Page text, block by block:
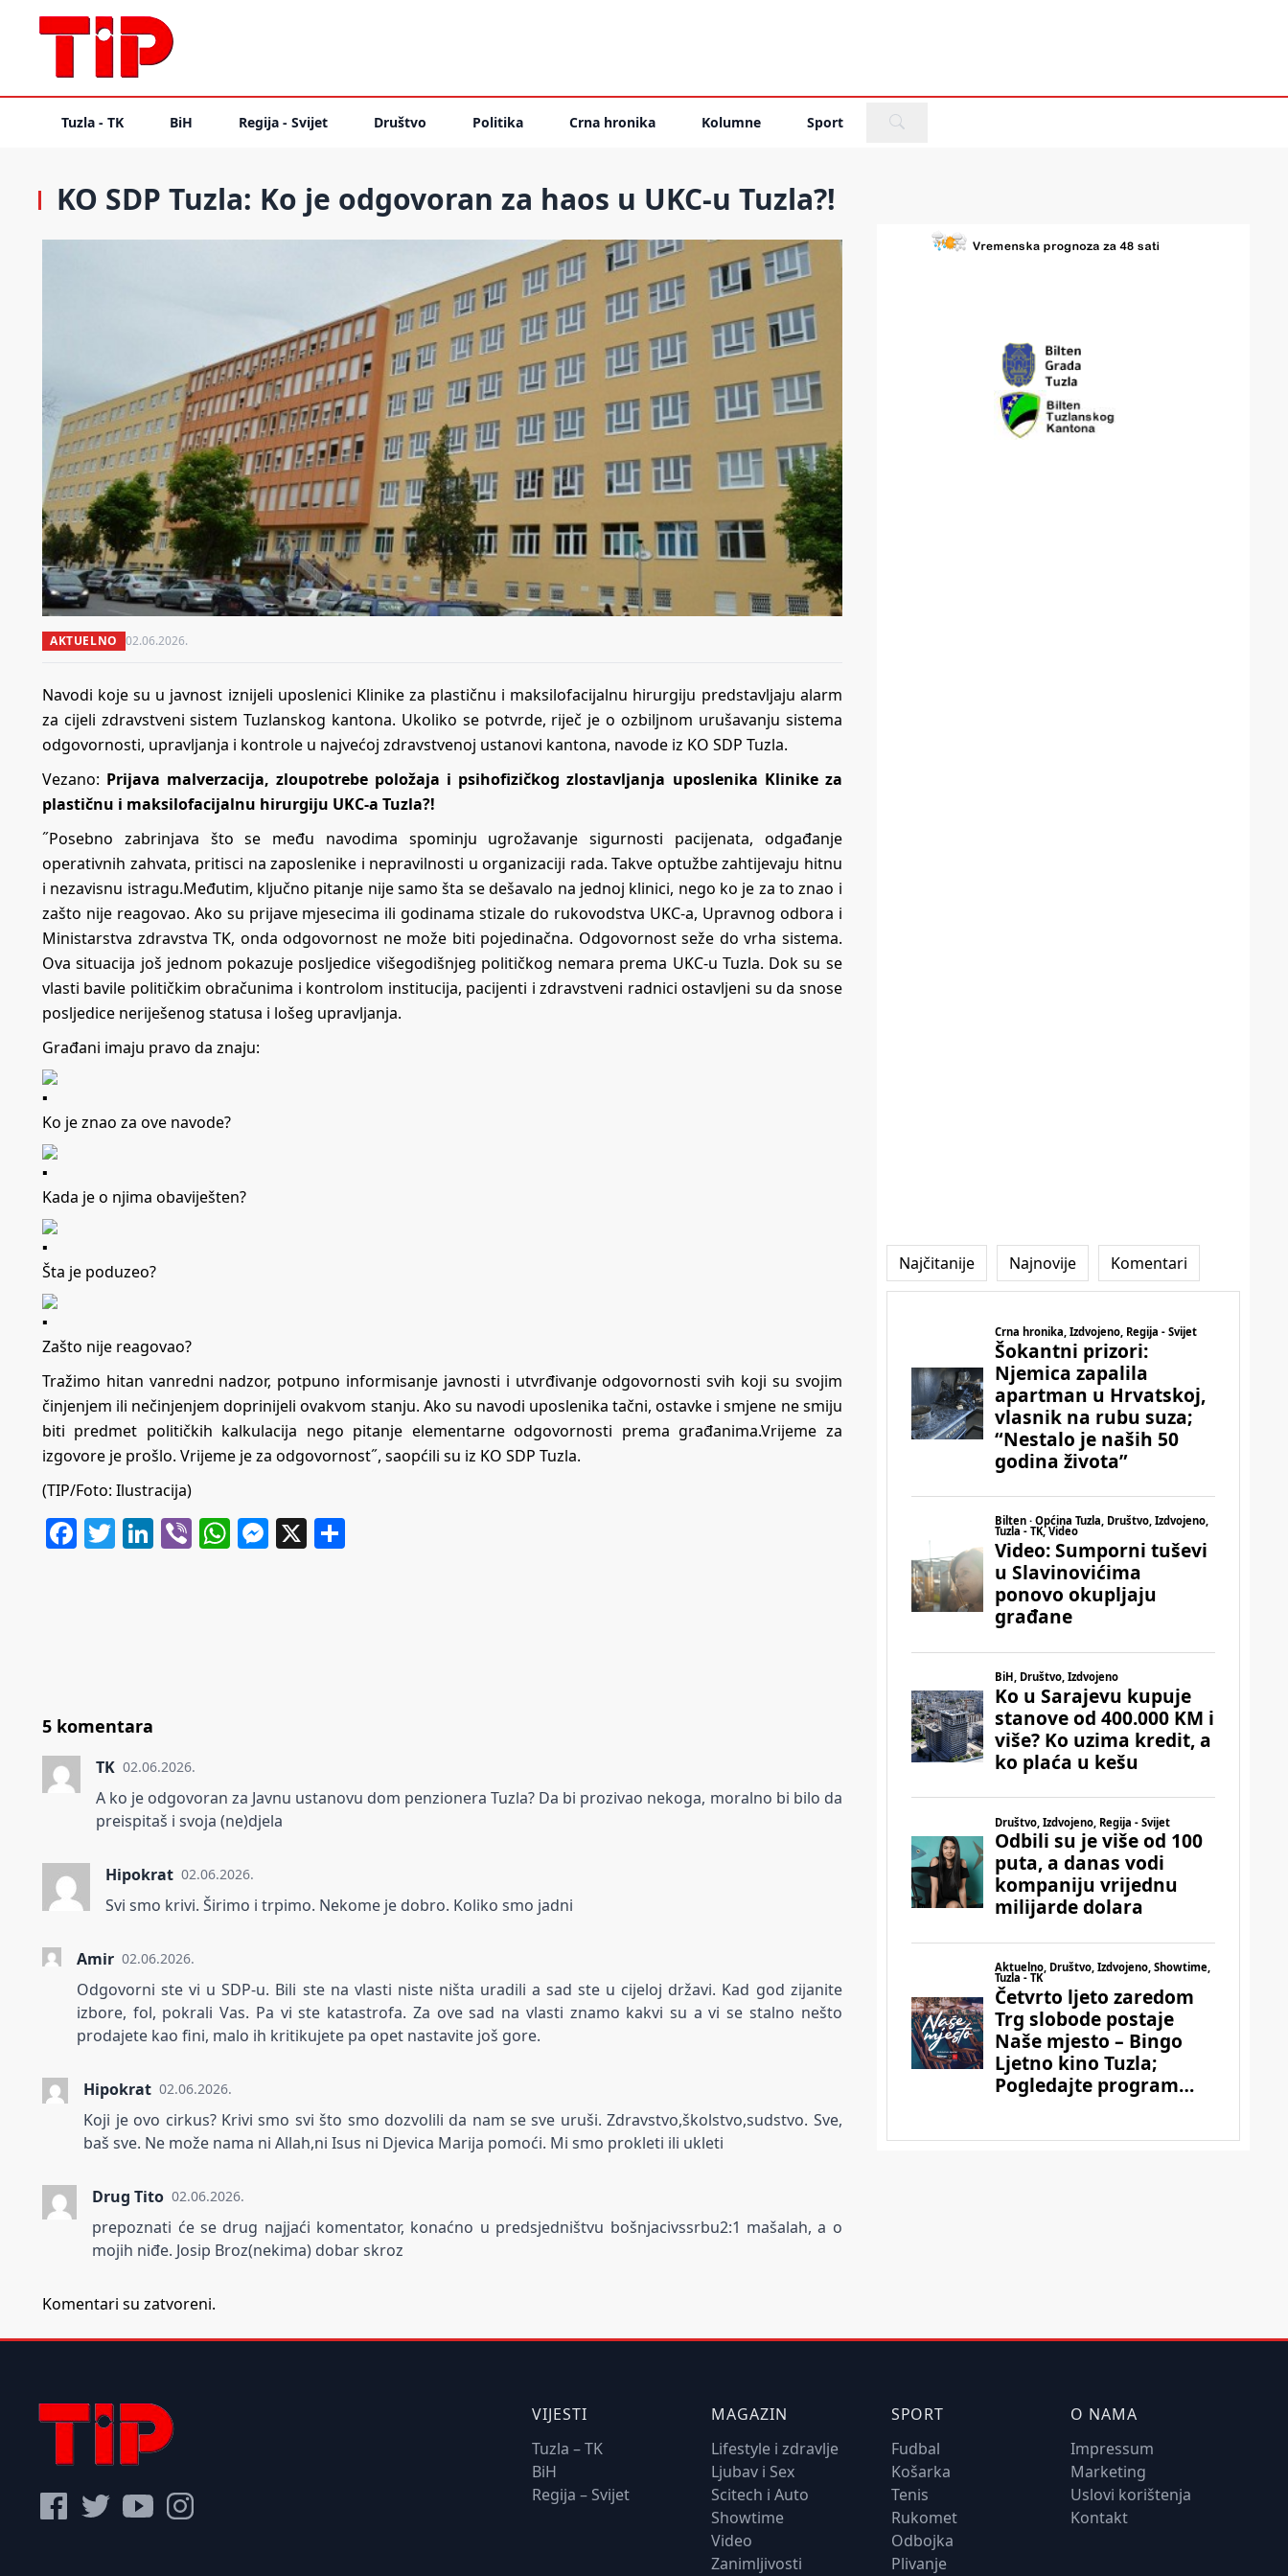
Tuzla - TK BiH Regija - Svijet Društvo Politika Crna hronika Kolumne Sport
KO SDP Tuzla: Ko je odgovoran za haos u UKC-u Tuzla?!
AKTUELNO 02.06.2026.
Navodi koje su u javnost iznijeli uposlenici Klinike za plastičnu i maksilofacijalnu hirurgiju predstavljaju alarm
za cijeli zdravstveni sistem Tuzlanskog kantona. Ukoliko se potvrde, riječ je o ozbiljnom urušavanju sistema
odgovornosti, upravljanja i kontrole u najvećoj zdravstvenoj ustanovi kantona, navode iz KO SDP Tuzla.
Vezano: Prijava malverzacija, zloupotrebe položaja i psihofizičkog zlostavljanja uposlenika Klinike za
plastičnu i maksilofacijalnu hirurgiju UKC-a Tuzla?!
˝Posebno zabrinjava što se među navodima spominju ugrožavanje sigurnosti pacijenata, odgađanje
operativnih zahvata, pritisci na zaposlenike i nepravilnosti u organizaciji rada. Takve optužbe zahtijevaju hitnu
i nezavisnu istragu.Međutim, ključno pitanje nije samo šta se dešavalo na jednoj klinici, nego ko je za to znao i
zašto nije reagovao. Ako su prijave mjesecima ili godinama stizale do rukovodstva UKC-a, Upravnog odbora i
Ministarstva zdravstva TK, onda odgovornost ne može biti pojedinačna. Odgovornost seže do vrha sistema.
Ova situacija još jednom pokazuje posljedice višegodišnjeg političkog nemara prema UKC-u Tuzla. Dok su se
vlasti bavile političkim obračunima i kontrolom institucija, pacijenti i zdravstveni radnici ostavljeni su da snose
posljedice neriješenog statusa i lošeg upravljanja.
Građani imaju pravo da znaju:
Ko je znao za ove navode?
Kada je o njima obaviješten?
Šta je poduzeo?
Zašto nije reagovao?
Tražimo hitan vanredni nadzor, potpuno informisanje javnosti i utvrđivanje odgovornosti svih koji su svojim
činjenjem ili nečinjenjem doprinijeli ovakvom stanju. Ako su navodi uposlenika tačni, ostavke i smjene ne smiju
biti predmet političkih kalkulacija nego pitanje elementarne odgovornosti prema građanima.Vrijeme za
izgovore je prošlo. Vrijeme je za odgovornost˝, saopćili su iz KO SDP Tuzla.
(TIP/Foto: Ilustracija)
Facebook
Twitter
LinkedIn
ViberWhatsApp
Messenger
X
5 komentara
TK 02.06.2026.
A ko je odgovoran za Javnu ustanovu dom penzionera Tuzla? Da bi prozivao nekoga, moralno bi bilo da
preispitaš i svoja (ne)djela
Hipokrat 02.06.2026.
Svi smo krivi. Širimo i trpimo. Nekome je dobro. Koliko smo jadni
Amir 02.06.2026.
Odgovorni ste vi u SDP-u. Bili ste na vlasti niste ništa uradili a sad ste u cijeloj državi. Kad god zijanite
izbore, fol, pokrali Vas. Pa vi ste katastrofa. Za ove sad na vlasti znamo kakvi su a vi se stalno nešto
prodajete kao fini, malo ih kritikujete pa opet nastavite još gore.
Hipokrat 02.06.2026.
Koji je ovo cirkus? Krivi smo svi što smo dozvolili da nam se sve uruši. Zdravstvo,školstvo,sudstvo. Sve,
baš sve. Ne može nama ni Allah,ni Isus ni Djevica Marija pomoći. Mi smo prokleti ili ukleti
Drug Tito 02.06.2026.
prepoznati će se drug najjaći komentator, konaćno u predsjedništvu bošnjacivssrbu2:1 mašalah, a o
mojih niđe. Josip Broz(nekima) dobar skroz
Komentari su zatvoreni.
Najčitanije Najnovije Komentari
VIJESTI
Tuzla – TK
BiH
Regija – Svijet
MAGAZIN
Lifestyle i zdravlje
Ljubav i Sex
Scitech i Auto
Showtime
Video
Zanimljivosti
SPORT
Fudbal
Košarka
Tenis
Rukomet
Odbojka
Plivanje
O NAMA
Impressum
Marketing
Uslovi korištenja
Kontakt